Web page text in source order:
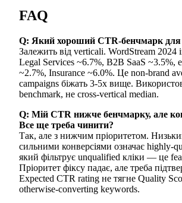
FAQ
Q: Який хороший CTR-бенчмарк для
Залежить від verticali. WordStream 2024
Legal Services ~6.7%, B2B SaaS ~3.5%,
~2.7%, Insurance ~6.0%. Це non-brand
campaigns біжать 3-5x вище.
benchmark, не cross-vertical median.
Q: Мій CTR нижче бенчмарку, але
Все ще треба чинити?
Так, але з нижчим пріоритетом.
сильними конверсіями означає highly-
який фільтрує unqualified кліки — це
Пріоритет фіксу падає, але треба
Expected CTR rating не тягне Quality
otherwise-converting keywords.